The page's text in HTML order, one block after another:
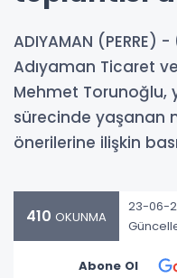
ADIYAMAN (PERRE)
Adıyaman Ticaret
Mehmet Torunoğlu,
sürecinde yaşanan
önerilerine ilişkin
410 OKUNMA
23-06-
Abone Ol